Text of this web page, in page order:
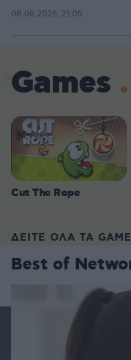
08.08.2026, 21:05
Games
Cut The Rope
ΔΕΙΤΕ ΟΛΑ ΤΑ
Best of